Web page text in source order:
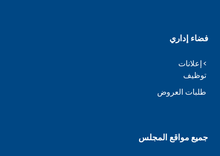
فضاء إداري
إعلانات
توظيف
طلبات العروض
جميع مواقع المجلس